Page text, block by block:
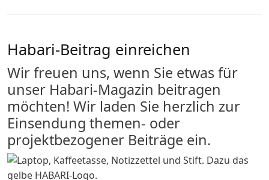
Habari-Beitrag einreichen
Wir freuen uns, wenn Sie etwas für
unser Habari-Magazin beitragen
möchten! Wir laden Sie herzlich zur
Einsendung themen- oder
projektbezogener Beiträge ein.